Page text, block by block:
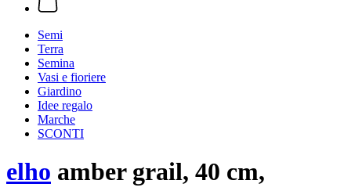
Semi
Terra
Semina
Vasi e fioriere
Giardino
Idee regalo
Marche
SCONTI
elho amber grail, 40 cm,